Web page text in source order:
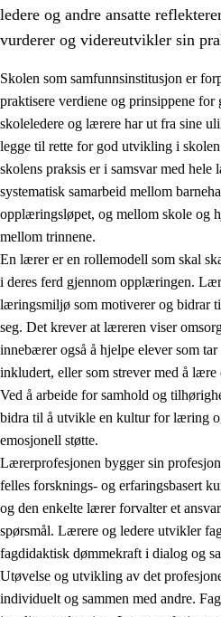
3. Prinsipper for skolens
Et inkluderende
3.2 Undervisning og tilpasset
3.3 Samarbeid mellom hjem
3.4 Opplæring i lærebedrift og
3.5 Profesjonsfellesskap og
ledere og andre ansatte
vurderer og videreutvikler sin
Skolen som samfunnsinstitusjon er
praktisere verdiene og prinsippene
skoleledere og lærere har ut fra sine
legge til rette for god utvikling i
skolens praksis er i samsvar med
systematisk samarbeid mellom
opplæringsløpet, og mellom skole og
mellom trinnene.
En lærer er en rollemodell som skal
i deres ferd gjennom opplæringen.
læringsmiljø som motiverer og bidrar
seg. Det krever at læreren viser
innebærer også å hjelpe elever som
inkludert, eller som strever med å lære
Ved å arbeide for samhold og
bidra til å utvikle en kultur for læring
emosjonell støtte.
Lærerprofesjonen bygger sin
felles forsknings- og erfaringsbasert
og den enkelte lærer forvalter et
spørsmål. Lærere og ledere utvikler
fagdidaktisk dømmekraft i dialog og
Utøvelse og utvikling av det
individuelt og sammen med andre.